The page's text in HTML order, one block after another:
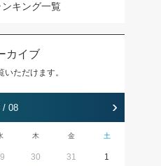
キング一覧
カイブ
いただけます。
/ 08 ›
木 金 土
30 31 1